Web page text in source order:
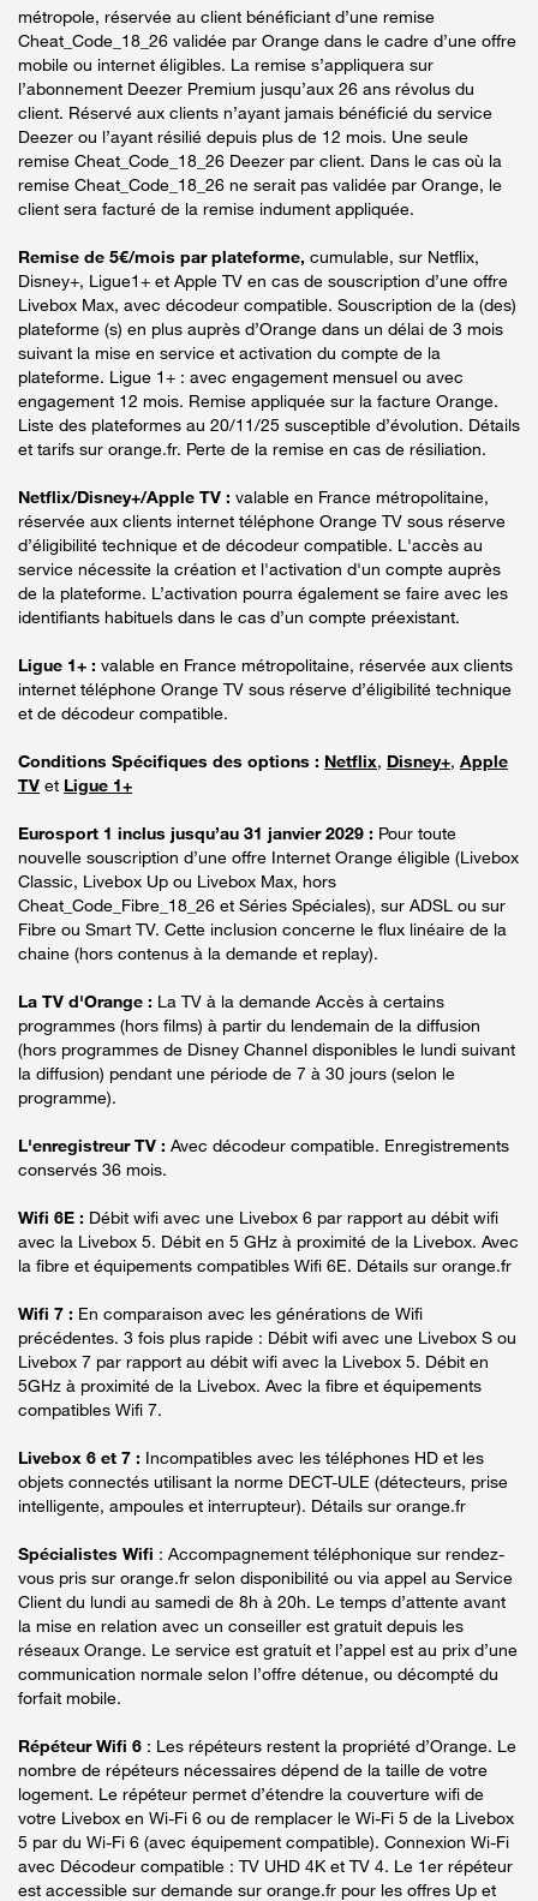
métropole, réservée au client bénéficiant d’une remise
Cheat_Code_18_26 validée par Orange dans le cadre d’une offre
mobile ou internet éligibles. La remise s’appliquera sur
l’abonnement Deezer Premium jusqu’aux 26 ans révolus du
client. Réservé aux clients n’ayant jamais bénéficié du service
Deezer ou l’ayant résilié depuis plus de 12 mois. Une seule
remise Cheat_Code_18_26 Deezer par client. Dans le cas où la
remise Cheat_Code_18_26 ne serait pas validée par Orange, le
client sera facturé de la remise indument appliquée.
Remise de 5€/mois par plateforme, cumulable, sur Netflix,
Disney+, Ligue1+ et Apple TV en cas de souscription d’une offre
Livebox Max, avec décodeur compatible. Souscription de la (des)
plateforme (s) en plus auprès d’Orange dans un délai de 3 mois
suivant la mise en service et activation du compte de la
plateforme. Ligue 1+ : avec engagement mensuel ou avec
engagement 12 mois. Remise appliquée sur la facture Orange.
Liste des plateformes au 20/11/25 susceptible d’évolution. Détails
et tarifs sur orange.fr. Perte de la remise en cas de résiliation.
Netflix/Disney+/Apple TV : valable en France métropolitaine,
réservée aux clients internet téléphone Orange TV sous réserve
d’éligibilité technique et de décodeur compatible. L'accès au
service nécessite la création et l'activation d'un compte auprès
de la plateforme. L’activation pourra également se faire avec les
identifiants habituels dans le cas d’un compte préexistant.
Ligue 1+ : valable en France métropolitaine, réservée aux clients
internet téléphone Orange TV sous réserve d’éligibilité technique
et de décodeur compatible.
Conditions Spécifiques des options : Netflix, Disney+, Apple
TV et Ligue 1+
Eurosport 1 inclus jusqu’au 31 janvier 2029 : Pour toute
nouvelle souscription d’une offre Internet Orange éligible (Livebox
Classic, Livebox Up ou Livebox Max, hors
Cheat_Code_Fibre_18_26 et Séries Spéciales), sur ADSL ou sur
Fibre ou Smart TV. Cette inclusion concerne le flux linéaire de la
chaine (hors contenus à la demande et replay).
La TV d'Orange : La TV à la demande Accès à certains
programmes (hors films) à partir du lendemain de la diffusion
(hors programmes de Disney Channel disponibles le lundi suivant
la diffusion) pendant une période de 7 à 30 jours (selon le
programme).
L'enregistreur TV : Avec décodeur compatible. Enregistrements
conservés 36 mois.
Wifi 6E : Débit wifi avec une Livebox 6 par rapport au débit wifi
avec la Livebox 5. Débit en 5 GHz à proximité de la Livebox. Avec
la fibre et équipements compatibles Wifi 6E. Détails sur orange.fr
Wifi 7 : En comparaison avec les générations de Wifi
précédentes. 3 fois plus rapide : Débit wifi avec une Livebox S ou
Livebox 7 par rapport au débit wifi avec la Livebox 5. Débit en
5GHz à proximité de la Livebox. Avec la fibre et équipements
compatibles Wifi 7.
Livebox 6 et 7 : Incompatibles avec les téléphones HD et les
objets connectés utilisant la norme DECT-ULE (détecteurs, prise
intelligente, ampoules et interrupteur). Détails sur orange.fr
Spécialistes Wifi : Accompagnement téléphonique sur rendez-
vous pris sur orange.fr selon disponibilité ou via appel au Service
Client du lundi au samedi de 8h à 20h. Le temps d’attente avant
la mise en relation avec un conseiller est gratuit depuis les
réseaux Orange. Le service est gratuit et l’appel est au prix d’une
communication normale selon l’offre détenue, ou décompté du
forfait mobile.
Répéteur Wifi 6 : Les répéteurs restent la propriété d’Orange. Le
nombre de répéteurs nécessaires dépend de la taille de votre
logement. Le répéteur permet d’étendre la couverture wifi de
votre Livebox en Wi-Fi 6 ou de remplacer le Wi-Fi 5 de la Livebox
5 par du Wi-Fi 6 (avec équipement compatible). Connexion Wi-Fi
avec Décodeur compatible : TV UHD 4K et TV 4. Le 1er répéteur
est accessible sur demande sur orange.fr pour les offres Up et